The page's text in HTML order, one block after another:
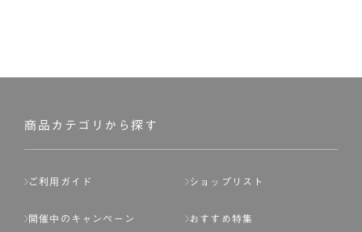
商品カテゴリから探す
ご利用ガイド ショップリスト
開催中のキャンペーン おすすめ特集